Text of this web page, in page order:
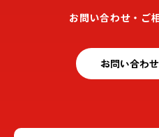
お問い合わせ・ご
お問い合わ